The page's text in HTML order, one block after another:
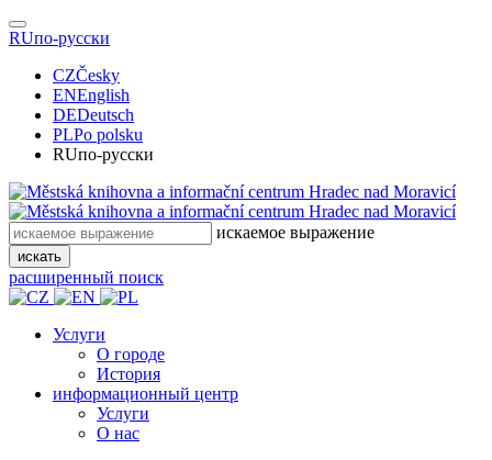
RUпо-русски
CZČesky
ENEnglish
DEDeutsch
PLPo polsku
RUпо-русски
искаемое выражение
искать
расширенный поиск
Услуги
О городе
История
информационный центр
Услуги
О нас